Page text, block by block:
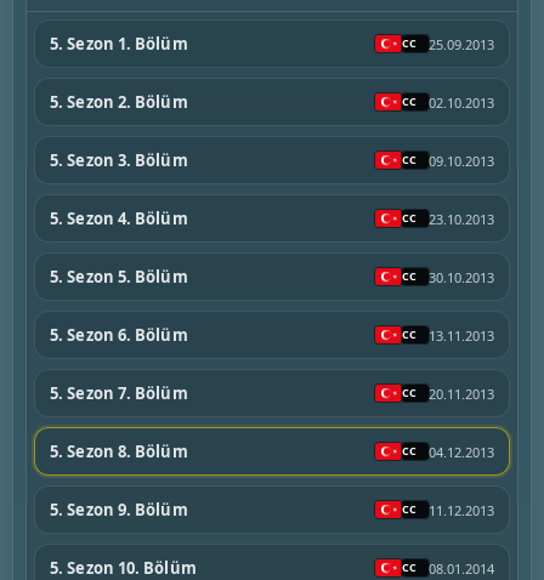
5. Sezon 1. Bölüm 25.09.2013
5. Sezon 2. Bölüm 02.10.2013
5. Sezon 3. Bölüm 09.10.2013
5. Sezon 4. Bölüm 23.10.2013
5. Sezon 5. Bölüm 30.10.2013
5. Sezon 6. Bölüm 13.11.2013
5. Sezon 7. Bölüm 20.11.2013
5. Sezon 8. Bölüm 04.12.2013
5. Sezon 9. Bölüm 11.12.2013
5. Sezon 10. Bölüm 08.01.2014